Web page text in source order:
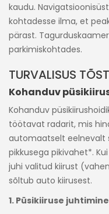
kaudu.
kohtadesse ilma, et
pärast.
parkimiskohtades.
TURVALISUS
Kohanduv
Kohanduv
töötavat radarit, mis
automaatselt eelnevalt
pikkusega pikivahet*.
juhi valitud kiirust
sõltub auto kiirusest.
1. Püsikiiruse juhtimine